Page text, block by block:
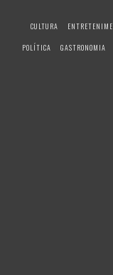
CULTURA
POLÍTICA
GASTRONOMIA